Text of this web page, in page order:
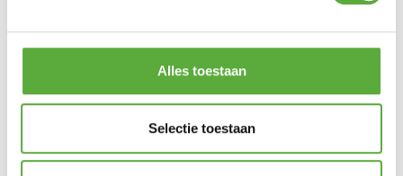
Alles toestaan
Selectie toestaan